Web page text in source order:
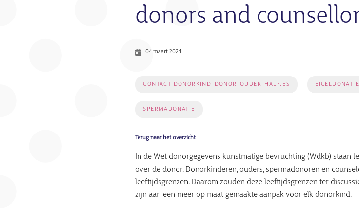
donors and
04 maart 2024
CONTACT DONORKIND-DONOR-OUDER-HALFJES EICELDONATIE
SPERMADONATIE
Terug naar het overzicht
In de Wet donorgegevens kunstmatige bevruchting (Wdkb)
over de donor. Donorkinderen, ouders, spermadonoren en
leeftijdsgrenzen. Daarom zouden deze leeftijdsgrenzen ter
zijn aan een meer op maat gemaakte aanpak voor elk donorkind.